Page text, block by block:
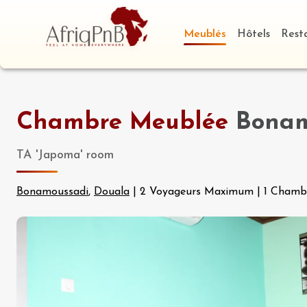
Meublés Hôtels
Chambre Meublée
TA 'Japoma' room
Bonamoussadi, Douala 2 Voyageurs Maximum 1